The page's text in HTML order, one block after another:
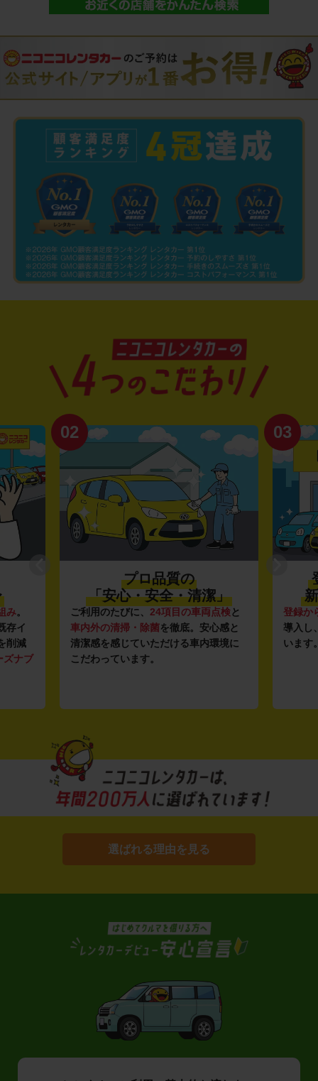
み。
存イ
削減
ズナブ
02
プロ品質の
「安心・安全・清潔」
ご利用のたびに、 24項目の車両点検と
車内外の清掃・除菌を徹底。安心感と
清潔感を感じていただける車内環境に
こだわっています。
03
登録か
導入し
います
選ばれる理由を見る